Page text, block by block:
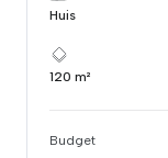
Huis
120 m²
Budget